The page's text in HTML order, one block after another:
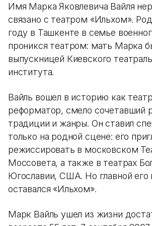
Имя Марка Яковлевича Вайля
связано с театром «Ильхом».
году в Ташкенте в семье
проникся театром: мать Марка
выпускницей Киевского
института.
Вайль вошел в историю как
реформатор, смело сочетавший
традиции и жанры. Он ставил
только на родной сцене: его
режиссировать в московском
Моссовета, а также в театрах
Югославии, США. Но главной его
оставался «Ильхом».
Марк Вайль ушел из жизни